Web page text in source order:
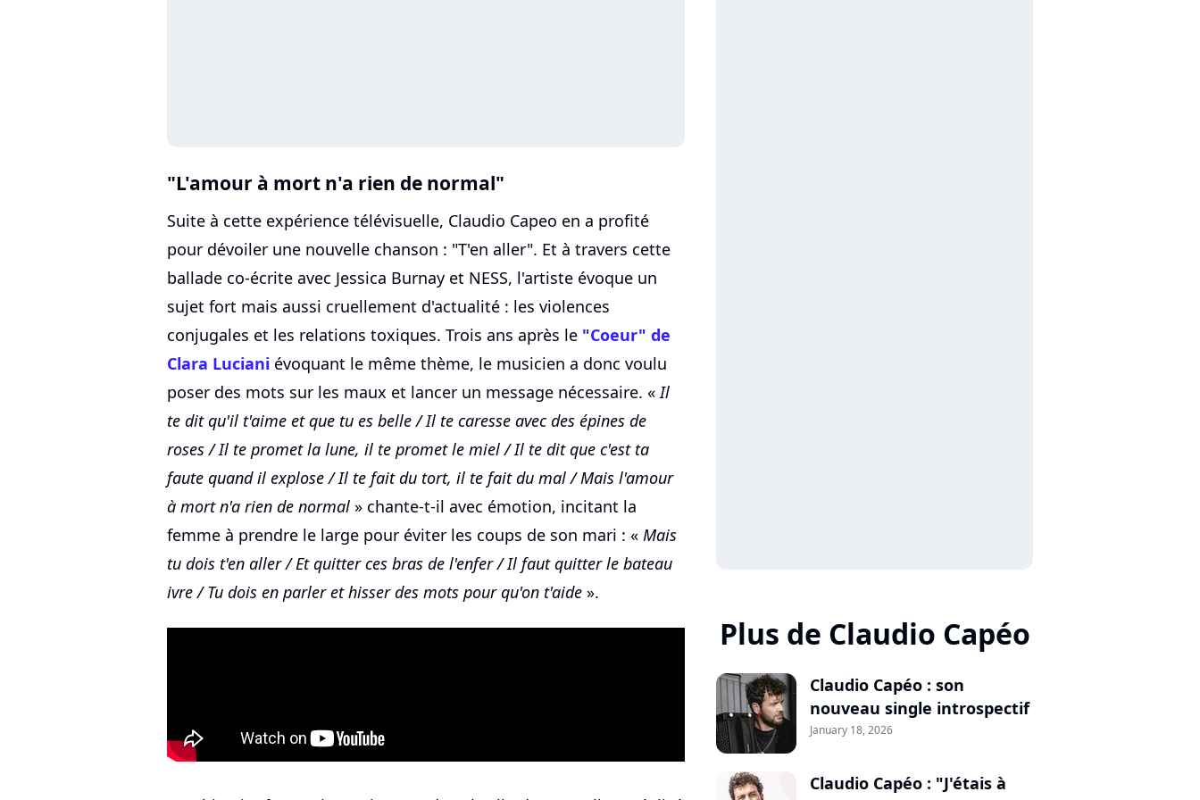
"L'amour à mort n'a rien de normal"
Suite à cette expérience télévisuelle, Claudio Capeo en a profité
pour dévoiler une nouvelle chanson : "T'en aller". Et à travers cette
ballade co-écrite avec Jessica Burnay et NESS, l'artiste évoque un
sujet fort mais aussi cruellement d'actualité : les violences
conjugales et les relations toxiques. Trois ans après le "Coeur" de
Clara Luciani évoquant le même thème, le musicien a donc voulu
poser des mots sur les maux et lancer un message nécessaire. « Il
te dit qu'il t'aime et que tu es belle / Il te caresse avec des épines de
roses / Il te promet la lune, il te promet le miel / Il te dit que c'est ta
faute quand il explose / Il te fait du tort, il te fait du mal / Mais l'amour
à mort n'a rien de normal » chante-t-il avec émotion, incitant la
femme à prendre le large pour éviter les coups de son mari : « Mais
tu dois t'en aller / Et quitter ces bras de l'enfer / Il faut quitter le bateau
ivre / Tu dois en parler et hisser des mots pour qu'on t'aide ».
Plus de Claudio Capéo
Claudio Capéo : son
nouveau single introspectif
January 18, 2026
Claudio Capéo : "J'étais à